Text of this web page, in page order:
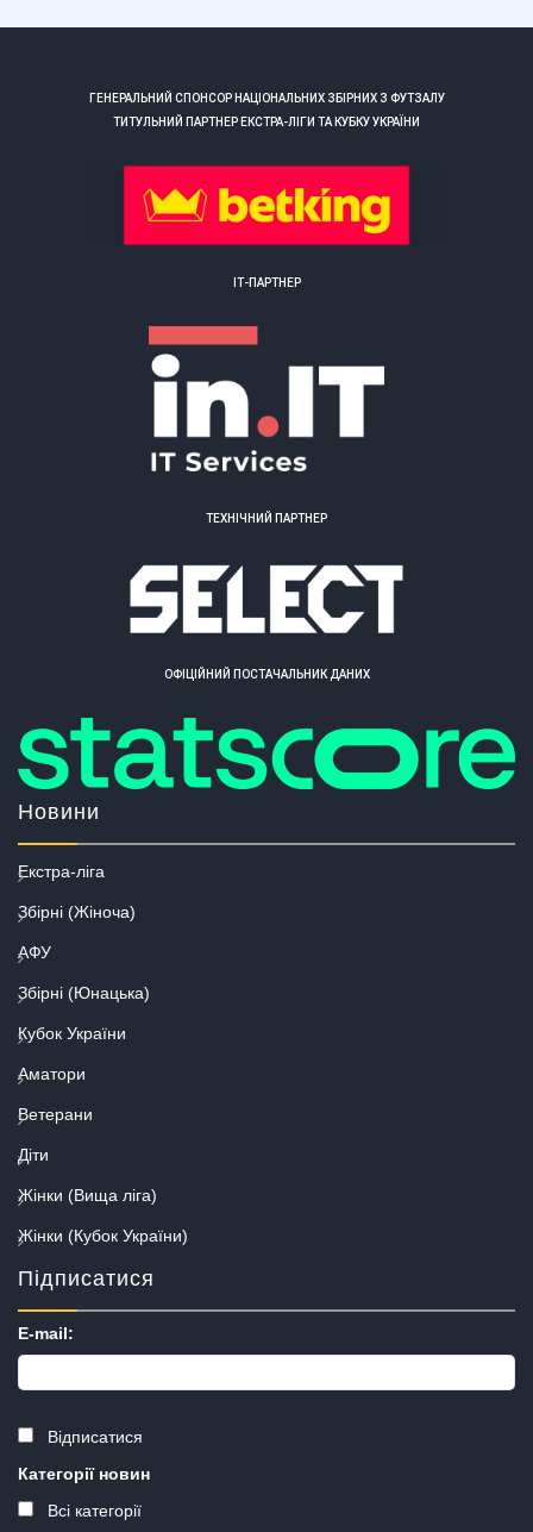
ГЕНЕРАЛЬНИЙ СПОНСОР НАЦІОНАЛЬНИХ ЗБІРНИХ З ФУТЗАЛУ
ТИТУЛЬНИЙ ПАРТНЕР ЕКСТРА-ЛІГИ ТА КУБКУ УКРАЇНИ
ІТ-ПАРТНЕР
ТЕХНІЧНИЙ ПАРТНЕР
ОФІЦІЙНИЙ ПОСТАЧАЛЬНИК ДАНИХ
Новини
Екстра-ліга
Збірні (Жіноча)
АФУ
Збірні (Юнацька)
Кубок України
Аматори
Ветерани
Діти
Жінки (Вища ліга)
Жінки (Кубок України)
Підписатися
E-mail:
Відписатися
Категорії новин
Всі категорії